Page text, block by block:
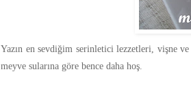
Yazın en sevdiğim serinletici lezzetleri, vişne
meyve sularına göre bence daha hoş.